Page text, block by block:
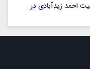
احمد زیدآبادی در